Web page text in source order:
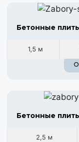
Бетонные
1,5 м
Бетонные
2,5 м